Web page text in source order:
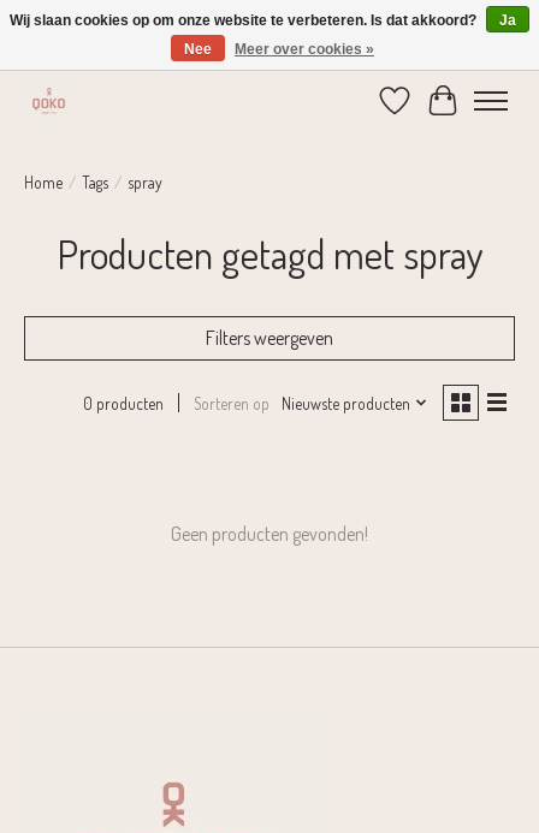
Verzending 1-2 dagen | Gratis verzending vanaf € 75,-
Verlanglijst
Home / Tags / spray
Producten getagd met spray
Filters weergeven
0 producten Sorteren op Nieuwste producten
Geen producten gevonden!
Wij slaan cookies op om onze website te verbeteren. Is dat akkoord?
Ja
Nee
Meer over cookies »